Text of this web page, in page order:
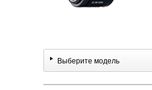
Выберите модель